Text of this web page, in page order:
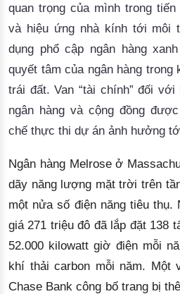
quan trọng của mình trong
và hiệu ứng nhà kính tới môi
quyết tâm của ngân hàng trong
trái đất. Van “tài chính” đối với
ngân hàng và cộng đồng
chế thực thi dự án ảnh hưởng
Ngân hàng Melrose ở
dãy năng lượng mặt trời trên
một nửa số điện năng tiêu thụ.
giá 271 triệu đô đã lắp đặt 138
52.000 kilowatt giờ điện mỗi
khí thải carbon mỗi năm. Một
Chase Bank công bố trang bị